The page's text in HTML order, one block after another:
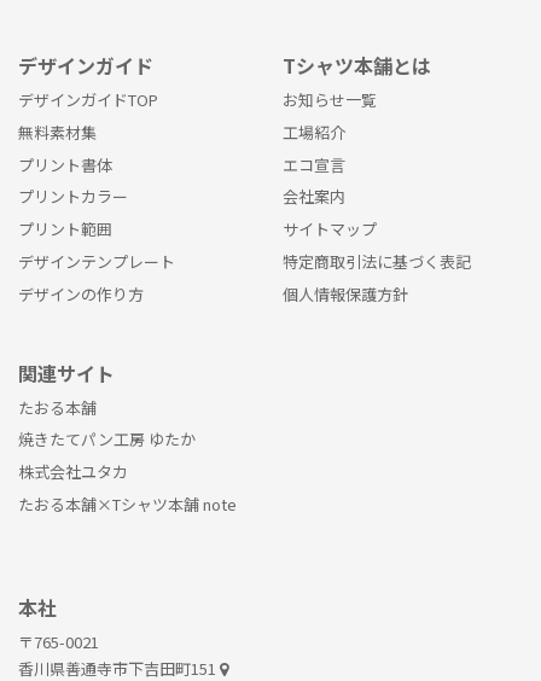
デザインガイド
デザインガイドTOP
無料素材集
プリント書体
プリントカラー
プリント範囲
デザインテンプレート
デザインの作り方
Tシャツ本舗とは
お知らせ一覧
工場紹介
エコ宣言
会社案内
サイトマップ
特定商取引法に基づく表記
個人情報保護方針
関連サイト
たおる本舗
焼きたてパン工房 ゆたか
株式会社ユタカ
たおる本舗×Tシャツ本舗 note
本社
〒765-0021
香川県善通寺市下吉田町151